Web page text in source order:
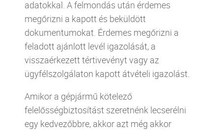
adatokkal. A felmondás után érdemes
megőrizni a kapott és beküldött
dokumentumokat. Érdemes megőrizni a
feladott ajánlott levél igazolását, a
visszaérkezett tértivevényt vagy az
ügyfélszolgálaton kapott átvételi igazolást.
Amikor a gépjármű kötelező
felelősségbiztosítást szeretnénk lecserélni
egy kedvezőbbre, akkor azt még akkor